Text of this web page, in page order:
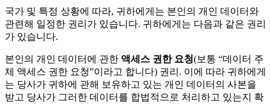
국가 및 특정 상황에 따라, 귀하에게는 본인의 개인 데이터와
관련해 일정한 권리가 있습니다. 귀하에게는 다음과 같은 권리
가 있습니다.
본인의 개인 데이터에 관한 액세스 권한 요청(보통 “데이터 주
체 액세스 권한 요청”이라고 합니다) 권리. 이에 따라 귀하에게
는 당사가 귀하에 관해 보유하고 있는 개인 데이터의 사본을
받고 당사가 그러한 데이터를 합법적으로 처리하고 있는지 확